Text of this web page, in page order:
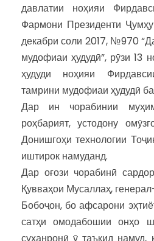
давлатии ноҳияи
Фармони Президенти
декабри соли 2017, №970
мудофиаи ҳудудӣ”, рӯзи 13
ҳудуди ноҳияи
тамрини мудофиаи ҳудудӣ
Дар ин чорабинии
роҳбарият, устодону
Донишгоҳи технологии
иштирок намуданд.
Дар оғози чорабинӣ
Қувваҳои Мусаллаҳ,
Бобоҷон, бо афсарони
сатҳи омодабошии онҳо
суханронӣ ӯ таъкид